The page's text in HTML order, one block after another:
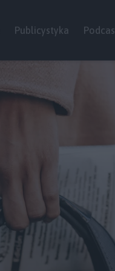
Publicystyka